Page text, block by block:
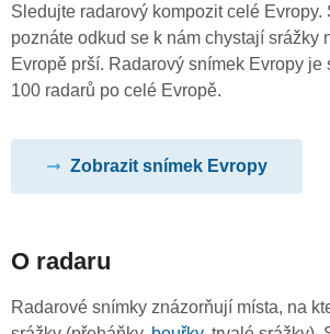
Sledujte radarový kompozit celé Evropy.
poznáte odkud se k nám chystají srážky
Evropě prší. Radarový snímek Evropy je
100 radarů po celé Evropě.
Zobrazit snímek Evropy
O radaru
Radarové snímky znázorňují místa, na